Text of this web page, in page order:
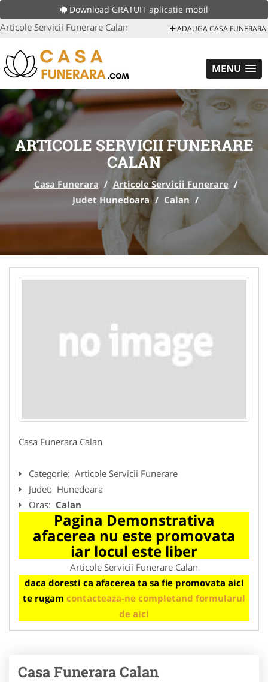
Download GRATUIT aplicatie mobil
Articole Servicii Funerare Calan ADAUGA CASA FUNERARA
MENU
ARTICOLE SERVICII FUNERARE
CALAN
Casa Funerara / Articole Servicii Funerare /
Judet Hunedoara / Calan /
Casa Funerara Calan
Categorie: Articole Servicii Funerare
Judet: Hunedoara
Oras: Calan
Pagina Demonstrativa
afacerea nu este promovata
iar locul este liber
Articole Servicii Funerare Calan
daca doresti ca afacerea ta sa fie promovata aici
te rugam contacteaza-ne completand formularul
de aici
Casa Funerara Calan